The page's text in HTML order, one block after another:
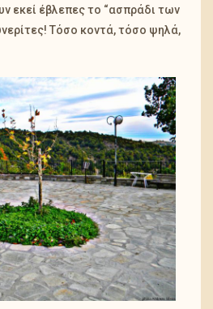
εκεί έβλεπες το “ασπράδι των
Τόσο κοντά, τόσο ψηλά,